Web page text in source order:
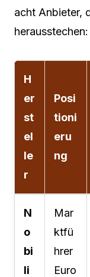
acht Anbieter,
herausstechen:
H
er
st
el
le
r
Posi
tioni
eru
ng
N
o
bi
li
Mar
ktfü
hrer
Euro